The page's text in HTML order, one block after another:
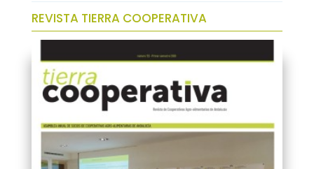
REVISTA TIERRA COOPERATIVA